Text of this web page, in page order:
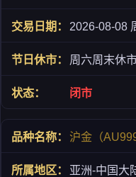
2026-08-08
周六周末休
闭市
沪金（
亚洲-中国大